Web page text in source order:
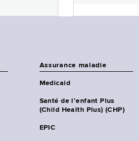
Assurance maladie
Medicaid
Santé de l’enfant Plus
(Child Health Plus) (CHP)
EPIC